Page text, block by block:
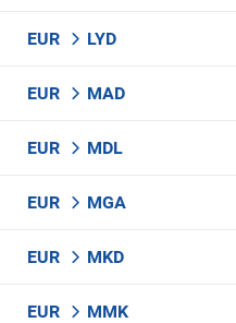
EUR LYD
EUR MAD
EUR MDL
EUR MGA
EUR MKD
EUR MMK